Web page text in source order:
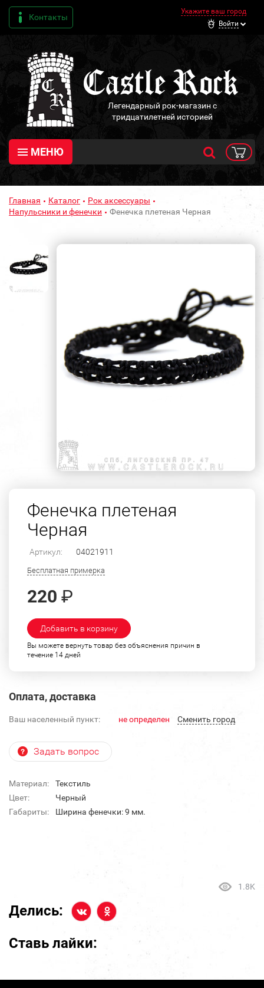
Контакты
Укажите ваш город
Войти
Легендарный рок-магазин с
тридцатилетней историей
МЕНЮ
Главная Каталог
Рок аксессуары
Напульсники и фенечки
Фенечка плетеная Черная
Фенечка плетеная
Черная
Артикул: 04021911
Бесплатная примерка
220 ₽
Добавить в корзину
Вы можете вернуть товар без объяснения причин в
течение 14 дней
Оплата, доставка
Ваш населенный пункт: не определен Cменить город
Задать вопрос
Материал:
Текстиль
Цвет:
Черный
Габариты:
Ширина фенечки: 9 мм.
1.8K
Делись:
Ставь лайки: